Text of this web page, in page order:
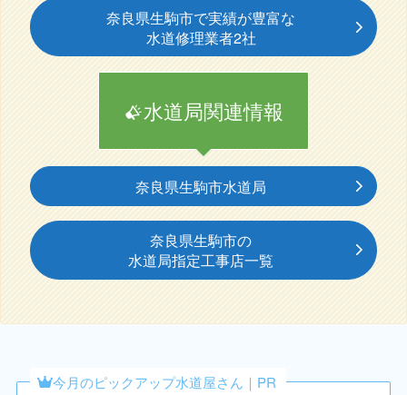
奈良県生駒市で実績が豊富な
水道修理業者2社
水道局関連情報
奈良県生駒市水道局
奈良県生駒市の
水道局指定工事店一覧
今月のピックアップ水道屋さん｜PR